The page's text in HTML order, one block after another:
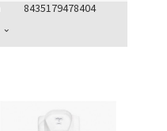
8435179478404